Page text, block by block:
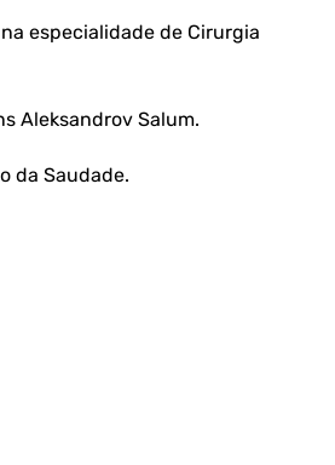
especialidade de Cirurgia
Aleksandrov Salum.
da Saudade.